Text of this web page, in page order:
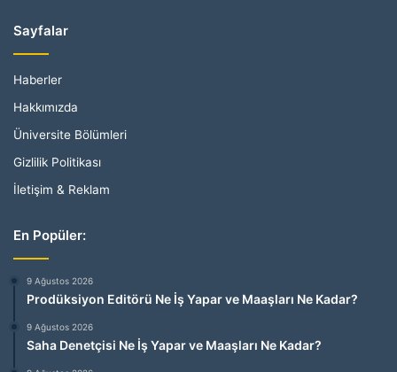
Sayfalar
Haberler
Hakkımızda
Üniversite Bölümleri
Gizlilik Politikası
İletişim & Reklam
En Popüler:
9 Ağustos 2026
Prodüksiyon Editörü Ne İş Yapar ve Maaşları Ne Kadar?
9 Ağustos 2026
Saha Denetçisi Ne İş Yapar ve Maaşları Ne Kadar?